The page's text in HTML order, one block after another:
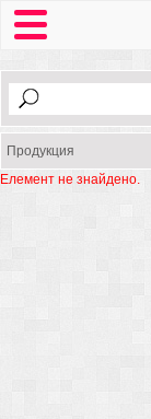
Продукция
Елемент не знайдено.